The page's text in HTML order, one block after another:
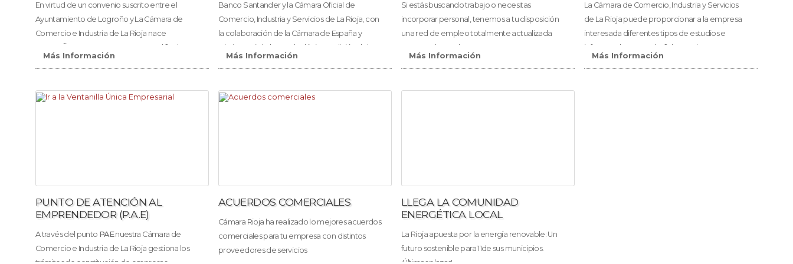
En virtud de un convenio suscrito entre el
Ayuntamiento de Logroño y La Cámara de
Comercio e Industria de La Rioja nace
LOGROÑO PUNTO COMERCIO con el fin de
ser un espacio abierto para los comerciantes y
las Asociaciones de Comerciantes de la Capital
Más Información
Banco Santander y la Cámara Oficial de
Comercio, Industria y Servicios de La Rioja, con
la colaboración de la Cámara de España y
Diario La Rioja, lanzan la décima edición del
Más Información
Si estás buscando trabajo o necesitas
incorporar personal, tenemos a tu disposición
una red de empleo totalmente actualizada
que puede ayudarte.
Más Información
La Cámara de Comercio, Industria y Servicios
de La Rioja puede proporcionar a la empresa
interesada diferentes tipos de estudios e
informes de mercado: ficheros de empresas,
Más Información
PUNTO DE ATENCIÓN AL
EMPRENDEDOR (P.A.E)
A través del punto PAEnuestra Cámara de
Comercio e Industria de La Rioja gestiona los
ACUERDOS COMERCIALES
Cámara Rioja ha realizado lo mejores acuerdos
comerciales para tu empresa con distintos
proveedores de servicios
LLEGA LA COMUNIDAD
ENERGÉTICA LOCAL
La Rioja apuesta por la energía renovable: Un
futuro sostenible para 11de sus municipios.